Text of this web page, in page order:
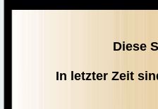
Diese
In letzter Zeit